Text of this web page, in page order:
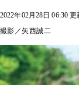
2022年02月28日 06:30 更
撮影／矢西誠二